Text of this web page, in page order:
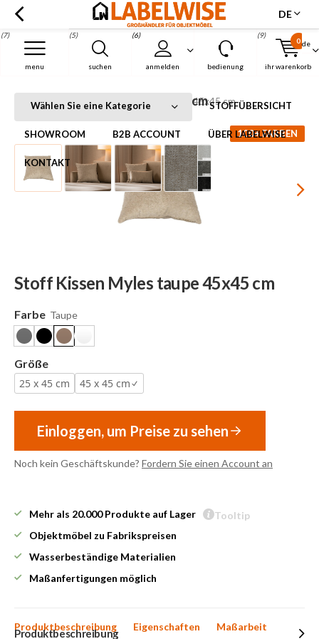
de
suchen
(5)
anmelden
(6)
menu
(7)
bedienung ihr warenkorb
0
(9)
Menu
DE
Wählen Sie eine Kategorie STOFFÜBERSICHT
SHOWROOM B2B ACCOUNT ÜBER LABELWISE
KONTAKT
Startseite Stoff Kissen Myles taupe 45x45 cm
Stoff Kissen Myles taupe 45x45 cm
100+ FARBEN
Stoff Kissen Myles taupe 45x45 cm
Farbe Taupe
Größe
25 x 45 cm
45 x 45 cm
Einloggen, um Preise zu sehen
Noch kein Geschäftskunde? Fordern Sie einen Account an
Mehr als 20.000 Produkte auf Lager
Tooltip
Objektmöbel zu Fabrikspreisen
Wasserbeständige Materialien
Maßanfertigungen möglich
Produktbeschreibung Eigenschaften
Maßarbeit
Produktbeschreibung